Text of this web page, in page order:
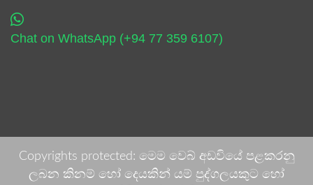
Chat on WhatsApp (+94 77 359 6107)
Copyrights protected: මෙම වෙබ් අඩවියේ පළකරනු
ලබන කිනම් හෝ දෙයකින් යම් පුද්ගලයකුට හෝ